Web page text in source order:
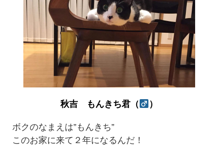
秋吉 もんきち君（ ）
ボクのなまえは”もんきち”
このお家に来て２年になるんだ！